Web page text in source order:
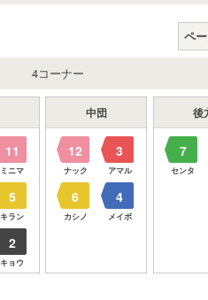
ペ
4コーナー
11
ミニマ
5
キラン
2
キョウ
中団
12
ナック
3
アマル
6
カシノ
4
メイボ
後
7
センタ